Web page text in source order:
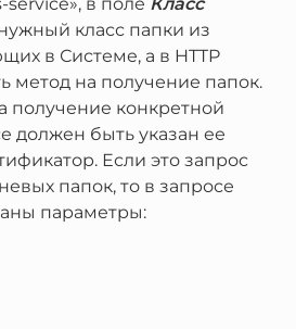
класс папки из
в Системе, а в HTTP
метод на получение папок.
получение конкретной
должен быть указан ее
Если это запрос
папок, то в запросе
параметры: